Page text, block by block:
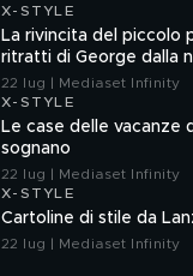
X-STYLE
La rivincita del piccolo
ritratti di George dalla
22 lug | Mediaset Infinity
X-STYLE
Le case delle vacanze
sognano
22 lug | Mediaset Infinity
X-STYLE
Cartoline di stile da
22 lug | Mediaset Infinity